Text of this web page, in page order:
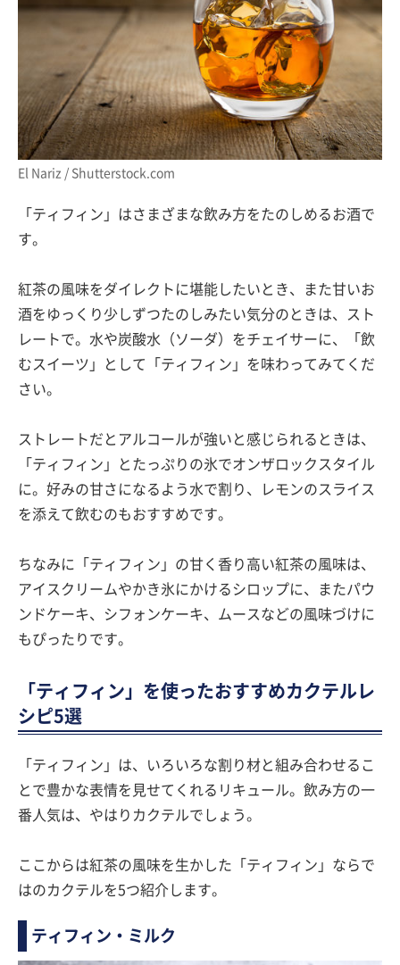
El Nariz / Shutterstock.com
「ティフィン」はさまざまな飲み方をたのしめるお酒で
す。
紅茶の風味をダイレクトに堪能したいとき、また甘いお
酒をゆっくり少しずつたのしみたい気分のときは、スト
レートで。水や炭酸水（ソーダ）をチェイサーに、「飲
むスイーツ」として「ティフィン」を味わってみてくだ
さい。
ストレートだとアルコールが強いと感じられるときは、
「ティフィン」とたっぷりの氷でオンザロックスタイル
に。好みの甘さになるよう水で割り、レモンのスライス
を添えて飲むのもおすすめです。
ちなみに「ティフィン」の甘く香り高い紅茶の風味は、
アイスクリームやかき氷にかけるシロップに、またパウ
ンドケーキ、シフォンケーキ、ムースなどの風味づけに
もぴったりです。
「ティフィン」を使ったおすすめカクテルレ
シピ5選
「ティフィン」は、いろいろな割り材と組み合わせるこ
とで豊かな表情を見せてくれるリキュール。飲み方の一
番人気は、やはりカクテルでしょう。
ここからは紅茶の風味を生かした「ティフィン」ならで
はのカクテルを5つ紹介します。
ティフィン・ミルク